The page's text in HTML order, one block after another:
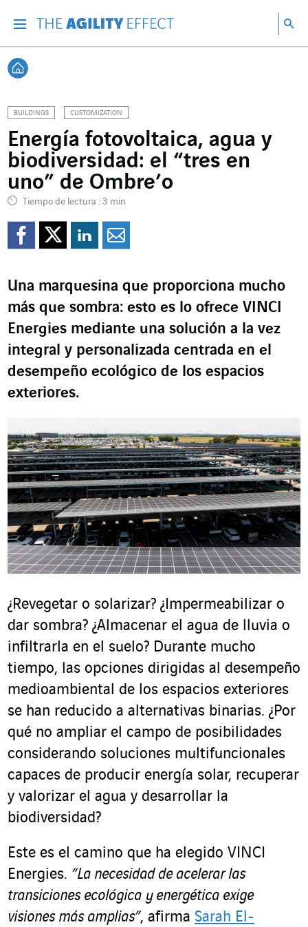
Volver a Inicio
BUILDINGS CUSTOMIZATION
Energía fotovoltaica, agua y
biodiversidad: el “tres en
uno” de Ombre’o
Tiempo de lectura : 3 min
Compartir en Facebook
Compartir en
Compartir en
Una marquesina que proporciona mucho
más que sombra: esto es lo ofrece VINCI
Energies mediante una solución a la vez
integral y personalizada centrada en el
desempeño ecológico de los espacios
exteriores.
¿Revegetar o solarizar? ¿Impermeabilizar o
dar sombra? ¿Almacenar el agua de lluvia o
infiltrarla en el suelo? Durante mucho
tiempo, las opciones dirigidas al desempeño
medioambiental de los espacios exteriores
se han reducido a alternativas binarias. ¿Por
qué no ampliar el campo de posibilidades
considerando soluciones multifuncionales
capaces de producir energía solar, recuperar
y valorizar el agua y desarrollar la
biodiversidad?
Este es el camino que ha elegido VINCI
Energies. “La necesidad de acelerar las
transiciones ecológica y energética exige
visiones más amplias”, afirma Sarah El-